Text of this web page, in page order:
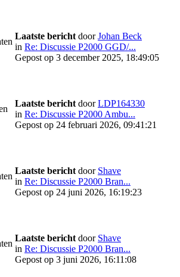
Laatste bericht doorJohan Beck
in Re: Discussie P2000 GGD/...
Gepost op 3 december 2025, 18:49:05
Laatste bericht doorLDP164330
in Re: Discussie P2000 Ambu...
Gepost op 24 februari 2026, 09:41:21
Laatste bericht door Shave
in Re: Discussie P2000 Bran...
Gepost op 24 juni 2026, 16:19:23
Laatste bericht door Shave
in Re: Discussie P2000 Bran...
Gepost op 3 juni 2026, 16:11:08